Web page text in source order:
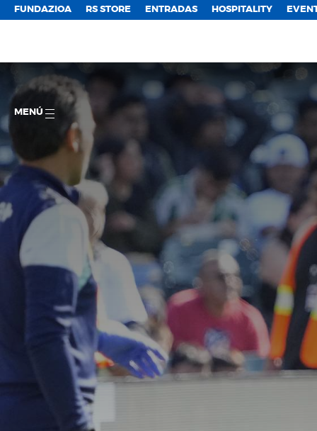
FUNDAZIOA RS STORE ENTRADAS HOSPITALITY
MENÚ